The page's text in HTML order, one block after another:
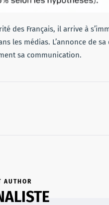
des Français, il arrive à
les médias. L’annonce de
sa communication.
AUTHOR